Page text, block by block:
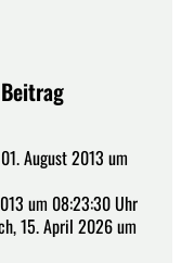
August 2013 um
um 08:23:30 Uhr
15. April 2026 um